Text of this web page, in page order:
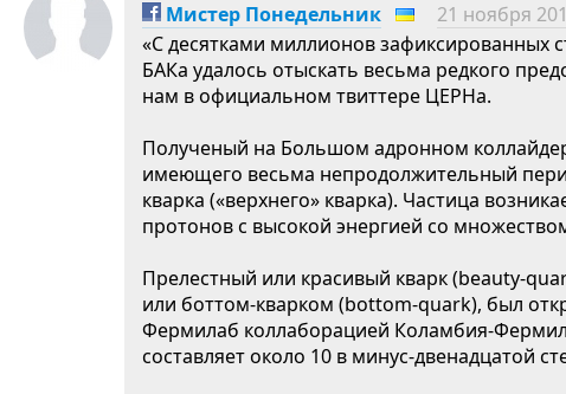
Мистер Понедельник 21 ноября
«С десятками миллионов зафиксированных
БАКа удалось отыскать весьма редкого
нам в официальном твиттере ЦЕРНа.
Полученый на Большом адронном
имеющего весьма непродолжительный
кварка («верхнего» кварка). Частица
протонов с высокой энергией со
Прелестный или красивый кварк (beauty-
или боттом-кварком (bottom-quark), был
Фермилаб коллаборацией Коламбия-
составляет около 10 в минус-двенадцатой